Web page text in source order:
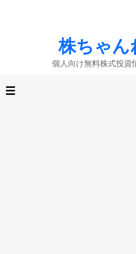
株ちゃん
個人向け無料株式投資